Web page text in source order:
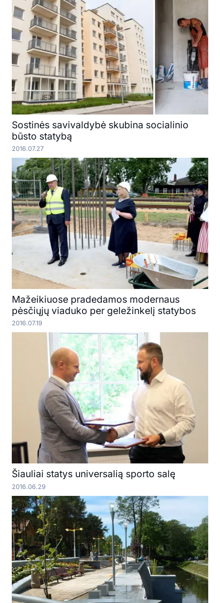
Sostinės savivaldybė skubina socialinio
būsto statybą
2016.07.27
Mažeikiuose pradedamos modernaus
pėsčiųjų viaduko per geležinkelį statybos
2016.07.19
Šiauliai statys universalią sporto salę
2016.06.29